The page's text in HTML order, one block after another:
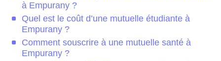
à Empurany ?
Quel est le coût d’une mutuelle étudiante à
Empurany ?
Comment souscrire à une mutuelle santé à
Empurany ?